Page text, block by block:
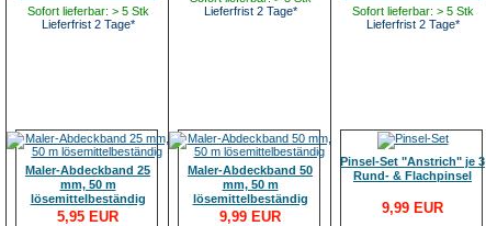
Sofort lieferbar: > 5 Stk
Lieferfrist 2 Tage*
Lieferfrist 2 Tage*
Sofort lieferbar: > 5 Stk
Lieferfrist 2 Tage*
Maler-Abdeckband 25
mm, 50 m
lösemittelbeständig
5,95 EUR
Maler-Abdeckband 50
mm, 50 m
lösemittelbeständig
9,99 EUR
Pinsel-Set "Anstrich" je 3
Rund- & Flachpinsel
9,99 EUR